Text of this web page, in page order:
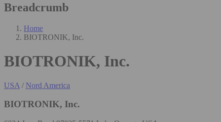
Breadcrumb
Home
BIOTRONIK, Inc.
BIOTRONIK, Inc.
USA / Nord America
BIOTRONIK, Inc.